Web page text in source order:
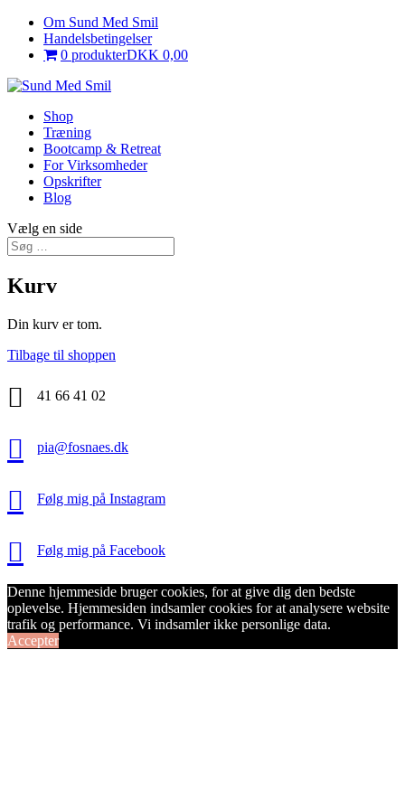
Om Sund Med Smil
Handelsbetingelser
0 produkterDKK 0,00
Shop
Træning
Bootcamp & Retreat
For Virksomheder
Opskrifter
Blog
Vælg en side
Kurv
Din kurv er tom.
Tilbage til shoppen
 41 66 41 02
 pia@fosnaes.dk
 Følg mig på Instagram
 Følg mig på Facebook
Denne hjemmeside bruger cookies, for at give dig den bedste
oplevelse. Hjemmesiden indsamler cookies for at analysere website
trafik og performance. Vi indsamler ikke personlige data.
Accepter